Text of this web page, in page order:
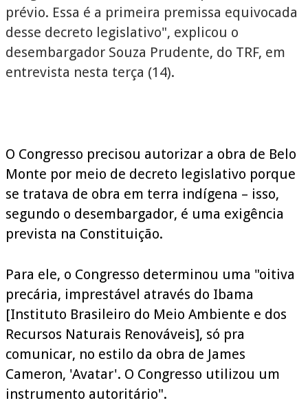
prévio. Essa é a primeira premissa equivocada
desse decreto legislativo", explicou o
desembargador Souza Prudente, do TRF, em
entrevista nesta terça (14).
O Congresso precisou autorizar a obra de Belo
Monte por meio de decreto legislativo porque
se tratava de obra em terra indígena – isso,
segundo o desembargador, é uma exigência
prevista na Constituição.
Para ele, o Congresso determinou uma "oitiva
precária, imprestável através do Ibama
[Instituto Brasileiro do Meio Ambiente e dos
Recursos Naturais Renováveis], só pra
comunicar, no estilo da obra de James
Cameron, 'Avatar'. O Congresso utilizou um
instrumento autoritário".